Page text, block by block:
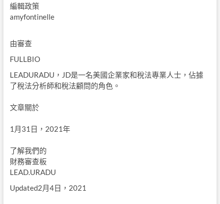
編輯政策
amyfontinelle
由審查
FULLBIO
LEADURADU，JD是一名美國企業家和稅法專業人士，佔據
了稅法分析師和稅法顧問的角色。
文章關於
1月31日，2021年
了解我們的
財務審查板
LEAD.URADU
Updated2月4日，2021